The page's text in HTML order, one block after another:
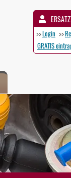
>>Login >>
GRATIS